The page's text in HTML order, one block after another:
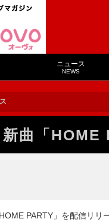
ニュース
NEWS
曲「HOME
PARTY」を配信リリー